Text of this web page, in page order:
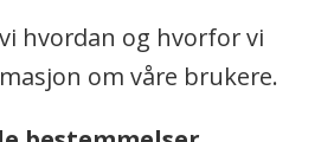
hvordan og hvorfor vi
om våre brukere.